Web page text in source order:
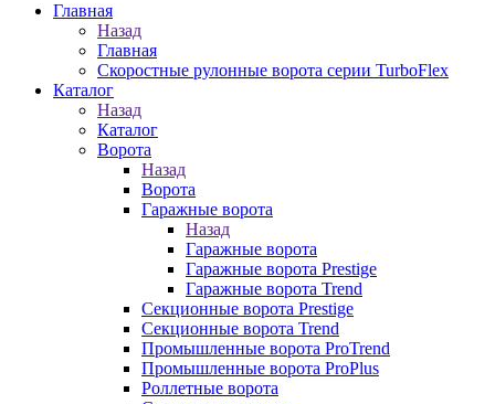
Главная
Назад
Главная
Скоростные рулонные ворота серии TurboFlex
Каталог
Назад
Каталог
Ворота
Назад
Ворота
Гаражные ворота
Назад
Гаражные ворота
Гаражные ворота Prestige
Гаражные ворота Trend
Секционные ворота Prestige
Секционные ворота Trend
Промышленные ворота ProTrend
Промышленные ворота ProPlus
Роллетные ворота